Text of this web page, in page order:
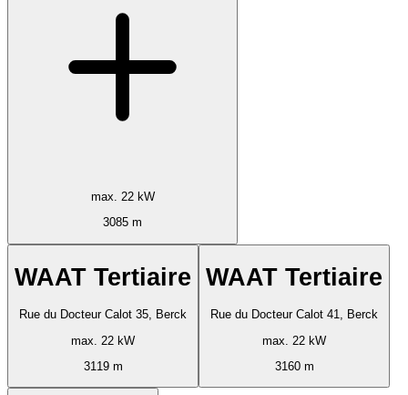
max. 22 kW
3085 m
WAAT Tertiaire
Rue du Docteur Calot 35, Berck
max. 22 kW
3119 m
WAAT Tertiaire
Rue du Docteur Calot 41, Berck
max. 22 kW
3160 m